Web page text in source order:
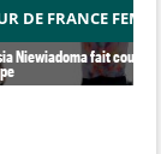
DE FRANCE
Niewiadoma fait coup